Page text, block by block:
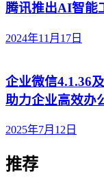
腾讯推出AI智能
2024年11月17日
企业微信4.1.36
助力企业高效办
2025年7月12日
推荐